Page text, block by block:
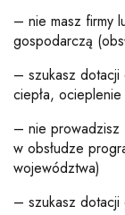
– nie masz firmy
gospodarczą
– szukasz dotacji
ciepła,
– nie prowadzisz
w obsłudze
województwa)
– szukasz